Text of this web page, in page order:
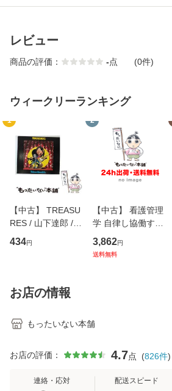
レビュー
商品の評価： -点 (0件)
ウィークリーランキング
1
【中古】 TREASU
RES / 山下達郎 /
イーストウエス
ト・ジャパン [CD]
434円
2
【中古】 看護管理
学 自律し協働する
専門職の看護マネ
ジメントスキル 改
3,862円
送料無料
お店の情報
もったいない本舗
お店の評価： 4.7点 (826件)
連絡・応対 配送スピード